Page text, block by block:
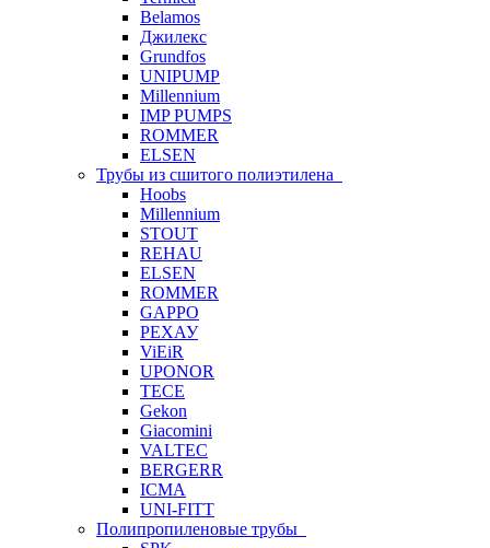
Belamos
Джилекс
Grundfos
UNIPUMP
Millennium
IMP PUMPS
ROMMER
ELSEN
Трубы из сшитого полиэтилена
Hoobs
Millennium
STOUT
REHAU
ELSEN
ROMMER
GAPPO
РЕХАУ
ViEiR
UPONOR
TECE
Gekon
Giacomini
VALTEC
BERGERR
ICMA
UNI-FITT
Полипропиленовые трубы